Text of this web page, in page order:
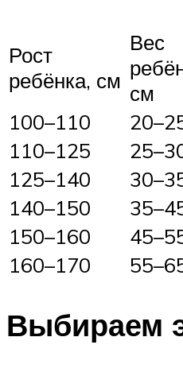
Рост
ребёнка, см
Вес
см
100–110
110–125
125–140
140–150
150–160
160–170
Выбираем